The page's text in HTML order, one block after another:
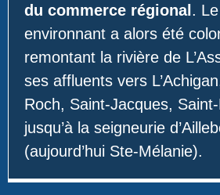
du commerce régional .
environnant a alors été
remontant la rivière de
ses affluents vers
Roch, Saint-Jacques, Saint-
jusqu’à la seigneurie
(aujourd’hui Ste-Mélanie).